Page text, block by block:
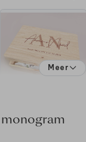
Meer